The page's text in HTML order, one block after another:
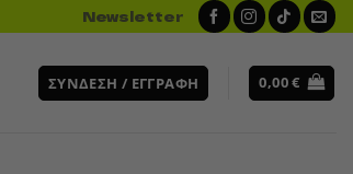
Newsletter
ΣΎΝΔΕΣΗ / ΕΓΓΡΑΦΉ 0,00€